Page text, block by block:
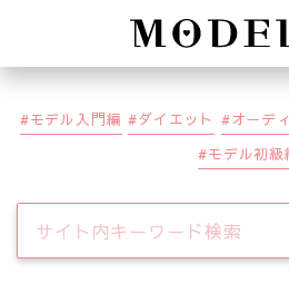
モデル入門編 ダイエット オーデ
モデル初級